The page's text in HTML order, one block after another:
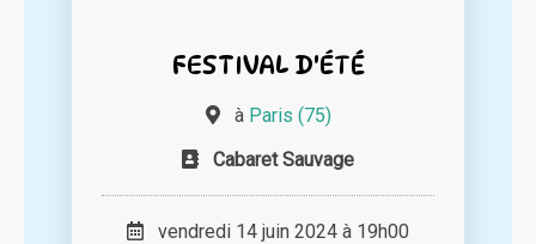
FESTIVAL D'ÉTÉ
à Paris (75)
Cabaret Sauvage
vendredi 14 juin 2024 à 19h00